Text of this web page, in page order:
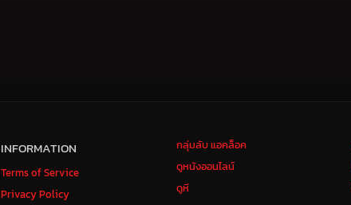
INFORMATION
Terms of Service
Privacy Policy
กลุ่มลับ แอคล็อค
ดูหนังออนไลน์
ดูหี